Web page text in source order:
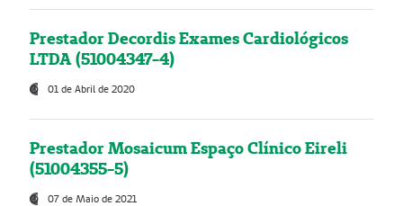
Prestador Decordis Exames Cardiológicos
LTDA (51004347-4)
01 de Abril de 2020
Prestador Mosaicum Espaço Clínico Eireli
(51004355-5)
07 de Maio de 2021